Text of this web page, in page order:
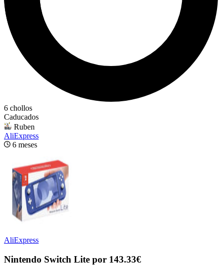
6 chollos
Caducados
Ruben
AliExpress
6 meses
AliExpress
Nintendo Switch Lite por 143.33€